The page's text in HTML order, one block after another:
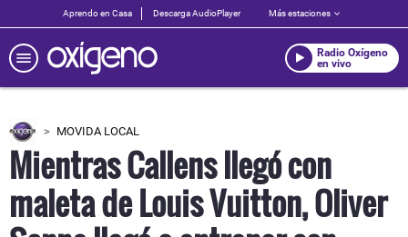
Aprendo en Casa Descarga AudioPlayer Más estaciones
Radio Oxígeno
en vivo
MOVIDA LOCAL
Mientras Callens llegó con
maleta de Louis Vuitton, Oliver